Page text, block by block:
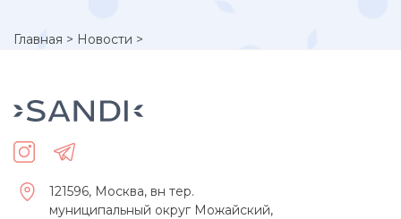
Главная > Новости >
121596, Москва, вн тер.
муниципальный округ Можайский,